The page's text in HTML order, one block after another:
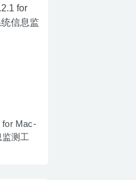
for Mac-
测工